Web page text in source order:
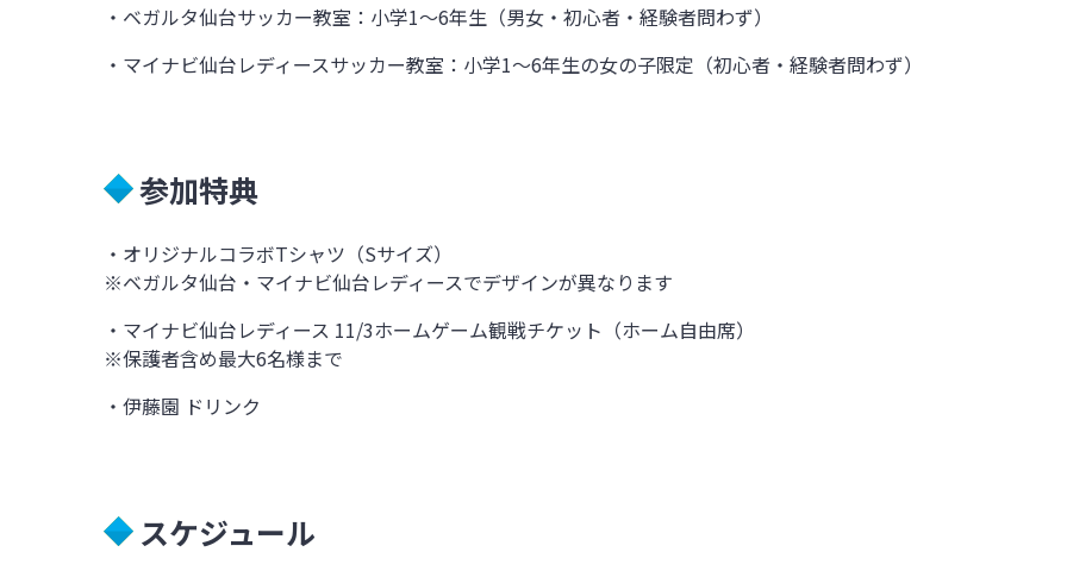
・ベガルタ仙台サッカー教室：小学1～6年生（男女・初心者・経験者問わず）
・マイナビ仙台レディースサッカー教室：小学1～6年生の女の子限定（初心者・経験者問わず）
参加特典
・オリジナルコラボTシャツ（Sサイズ）
※ベガルタ仙台・マイナビ仙台レディースでデザインが異なります
・マイナビ仙台レディース 11/3ホームゲーム観戦チケット（ホーム自由席）
※保護者含め最大6名様まで
・伊藤園 ドリンク
スケジュール